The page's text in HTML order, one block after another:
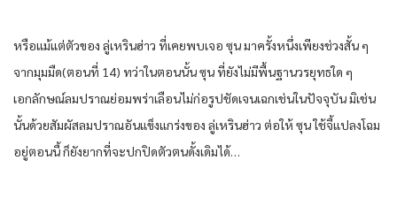
หรือ​แม้แต่​ตัว​ของ​ ลู่​เห​ริน​ฮ่าว​ ที่​เคย​พบ​เจอ​ ซุน​ มาครั้งหนึ่ง​เพียง​ช่วง​สั้น​ ๆ
จาก​มุมมืด​(ตอนที่​ 14) ทว่า​ใน​ตอนนั้น​ ซุน​ ที่​ยัง​ไม่มีพื้นฐาน​วร​ยุทธ​ใด​ ๆ
เอกลักษณ์​ลมปราณ​ย่อม​พร่า​เลือน​ไม่ก่อ​รูป​ชัดเจน​เฉกเช่น​ใน​ปัจจุบัน​ มิเช่น
นั้น​ด้วย​สัมผัส​ลมปราณ​อัน​แข็งแกร่ง​ของ​ ลู่​เห​ริน​ฮ่าว​ ต่อให้​ ซุน​ ใช้จี้แปลง​โฉม
อยู่​ตอนนี้​ ก็​ยัง​ยาก​ที่จะ​ปกปิด​ตัวตน​ดั้งเดิม​ได้​…